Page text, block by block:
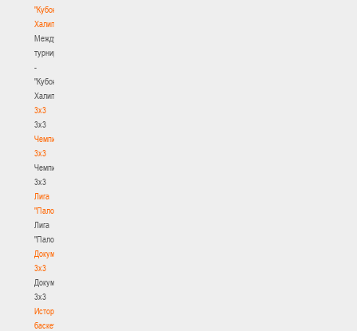
"Кубок
Халипского"
Международный
турнир
-
"Кубок
Халипского"
3x3
3x3
Чемпионат
3х3
Чемпионат
3х3
Лига
"Палова"
Лига
"Палова"
Документы
3х3
Документы
3х3
История
баскетбола